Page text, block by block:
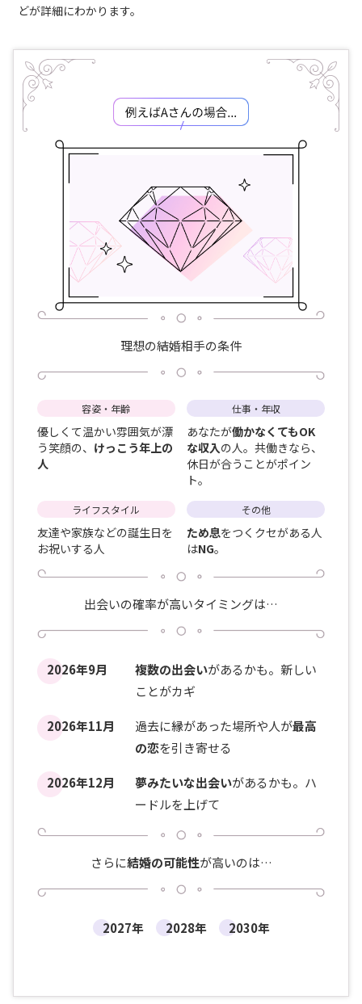
どが詳細にわかります。
理想の結婚相手の条件
容姿・年齢
優しくて温かい雰囲気が漂
う笑顔の、 けっこう年上の
人
仕事・年収
あなたが働かなくてもOK
な収入の人。共働きなら、
休日が合うことがポイン
ト。
ライフスタイル
友達や家族などの誕生日を
お祝いする人
その他
ため息をつくクセがある人
はNG。
出会いの確率が高いタイミングは…
2026年9月 複数の出会いがあるかも。新しい
ことがカギ
2026年11月 過去に縁があった場所や人が最高
の恋を引き寄せる
2026年12月 夢みたいな出会いがあるかも。ハ
ードルを上げて
さらに結婚の可能性が高いのは…
2027年 2028年 2030年